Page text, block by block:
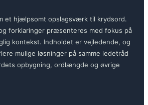
et hjælpsomt opslagsværk til krydsord.
forklaringer præsenteres med fokus på
kontekst. Indholdet er vejledende, og
mulige løsninger på samme ledetråd
opbygning, ordlængde og øvrige